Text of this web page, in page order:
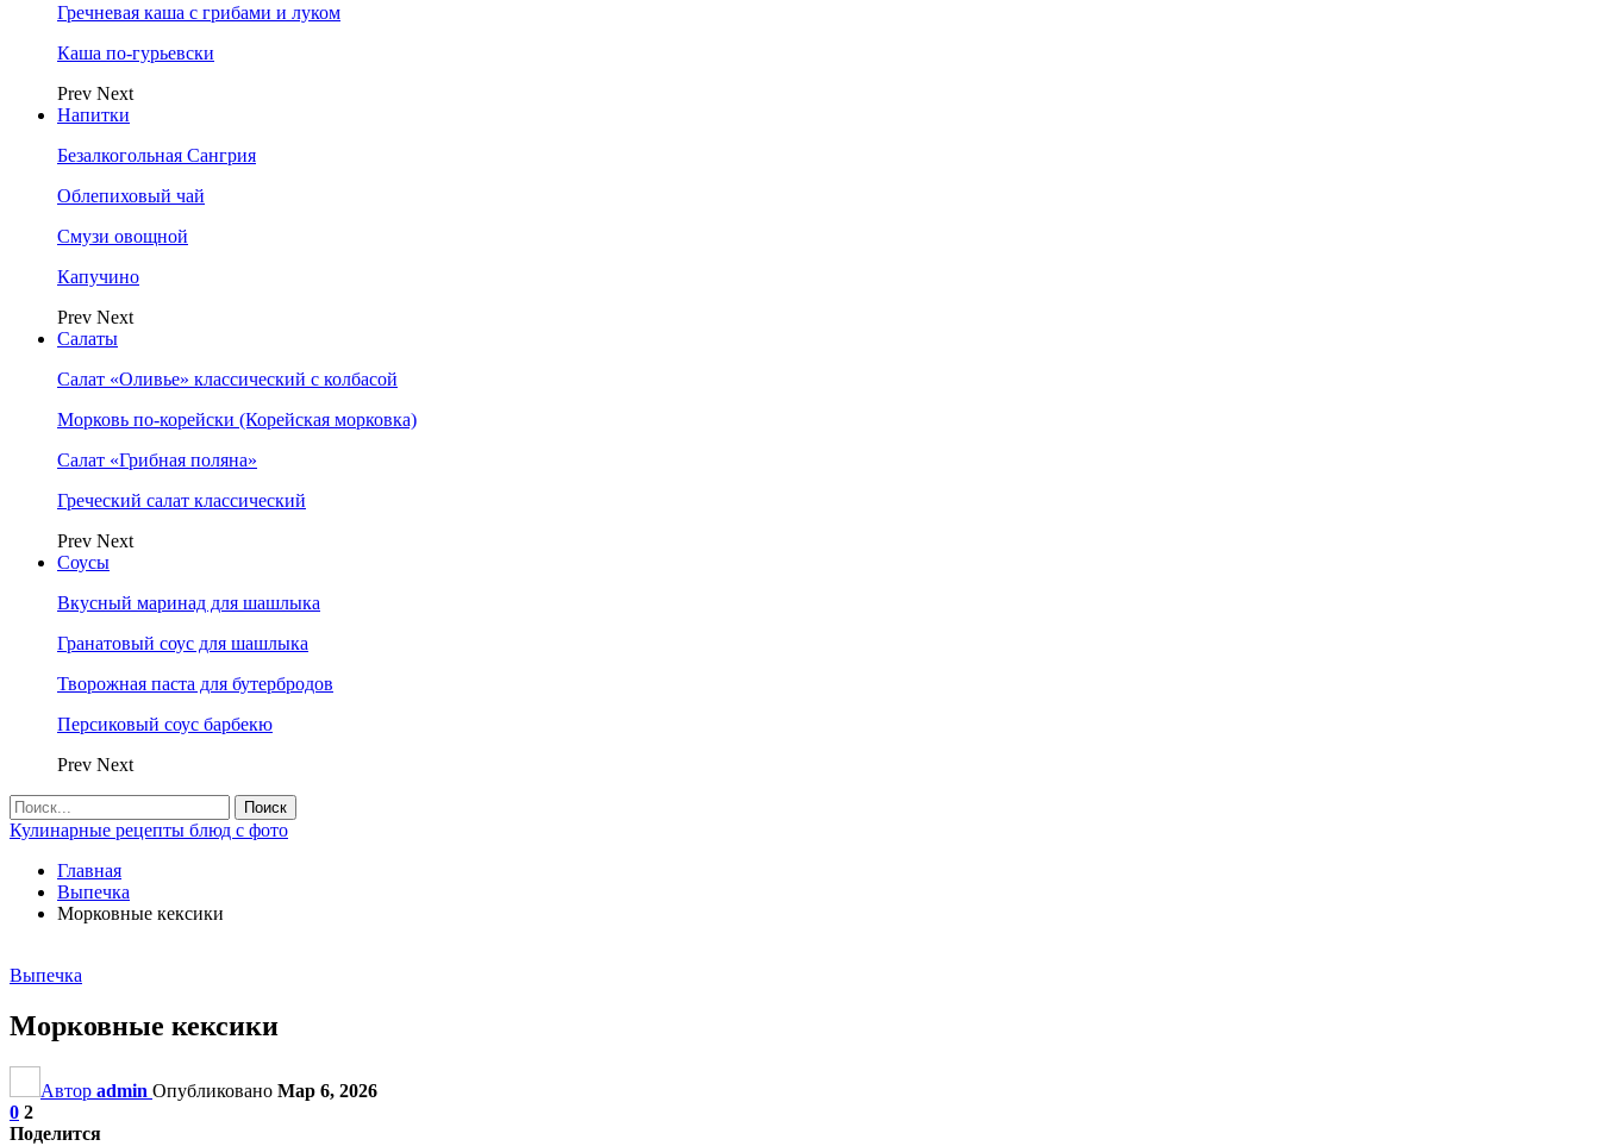
Гречневая каша с грибами и луком
Каша по-гурьевски
Prev Next
Напитки
Безалкогольная Сангрия
Облепиховый чай
Смузи овощной
Капучино
Prev Next
Салаты
Салат «Оливье» классический с колбасой
Морковь по-корейски (Корейская морковка)
Салат «Грибная поляна»
Греческий салат классический
Prev Next
Соусы
Вкусный маринад для шашлыка
Гранатовый соус для шашлыка
Творожная паста для бутербродов
Персиковый соус барбекю
Prev Next
Кулинарные рецепты блюд с фото
Главная
Выпечка
Морковные кексики
Выпечка
Морковные кексики
Автор admin Опубликовано Мар 6, 2026
0 2
Поделится